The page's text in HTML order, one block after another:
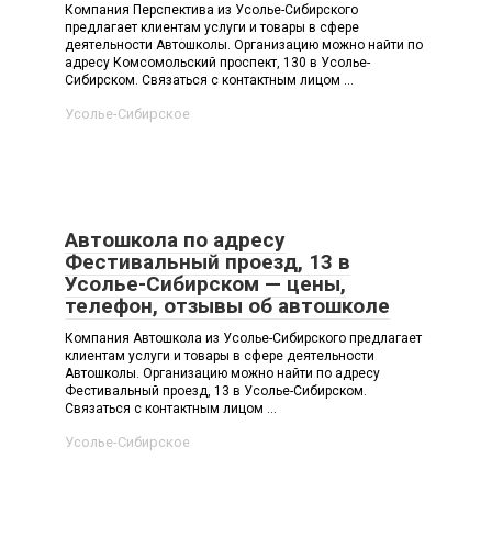
Компания Перспектива из Усолье-Сибирского
предлагает клиентам услуги и товары в сфере
деятельности Автошколы. Организацию можно найти по
адресу Комсомольский проспект, 130 в Усолье-
Сибирском. Связаться с контактным лицом ...
Усолье-Сибирское
Автошкола по адресу
Фестивальный проезд, 13 в
Усолье-Сибирском — цены,
телефон, отзывы об автошколе
Компания Автошкола из Усолье-Сибирского предлагает
клиентам услуги и товары в сфере деятельности
Автошколы. Организацию можно найти по адресу
Фестивальный проезд, 13 в Усолье-Сибирском.
Связаться с контактным лицом ...
Усолье-Сибирское